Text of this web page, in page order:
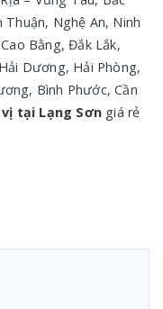
Thuận, Nghệ An, Ninh
Bằng, Đắk Lắk,
Dương, Hải Phòng,
Bình Phước, Cần
tại Lạng Sơn giá rẻ